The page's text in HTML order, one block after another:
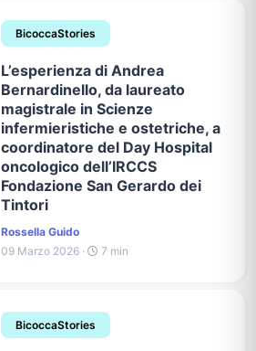
BicoccaStories
L’esperienza di Andrea
Bernardinello, da laureato
magistrale in Scienze
infermieristiche e ostetriche, a
coordinatore del Day Hospital
oncologico dell’IRCCS
Fondazione San Gerardo dei
Tintori
Rossella Guido
09 Marzo 2026 ·
7 min
BicoccaStories